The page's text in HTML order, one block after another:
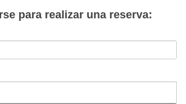
para realizar una reserva: